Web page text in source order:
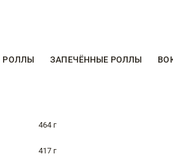
РОЛЛЫ ЗАПЕЧЁННЫЕ РОЛЛЫ
464 г
417 г